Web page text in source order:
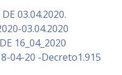
03.04.2020.
03.04.2020
16_04_2020
04-20 -Decreto1.915